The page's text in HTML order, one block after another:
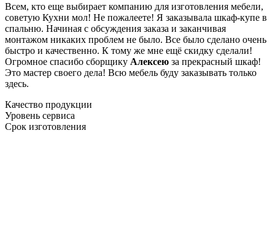
Всем, кто еще выбирает компанию для изготовления мебели,
советую Кухни мол! Не пожалеете! Я заказывала шкаф-купе в
спальню. Начиная с обсуждения заказа и заканчивая
монтажом никаких проблем не было. Все было сделано очень
быстро и качественно. К тому же мне ещё скидку сделали!
Огромное спасибо сборщику Алексею за прекрасный шкаф!
Это мастер своего дела! Всю мебель буду заказывать только
здесь.
Качество продукции
Уровень сервиса
Срок изготовления